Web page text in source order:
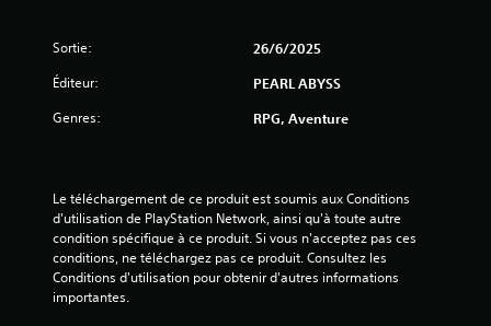
Sortie: 26/6/2025
Éditeur: PEARL ABYSS
Genres: RPG, Aventure
Le téléchargement de ce produit est soumis aux Conditions
d'utilisation de PlayStation Network, ainsi qu'à toute autre
condition spécifique à ce produit. Si vous n'acceptez pas ces
conditions, ne téléchargez pas ce produit. Consultez les
Conditions d'utilisation pour obtenir d'autres informations
importantes.